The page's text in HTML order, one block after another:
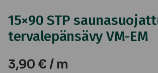
15×90 STP
tervalepänsävy VM-EM
3,90 € / m